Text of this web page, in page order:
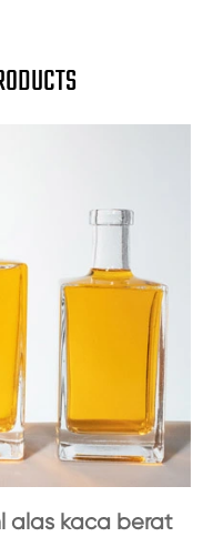
alas kaca berat